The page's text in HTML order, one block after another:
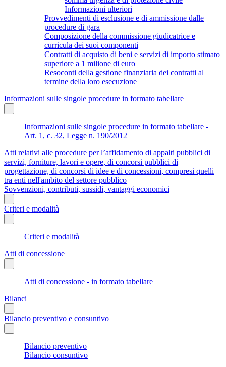
Informazioni ulteriori
Provvedimenti di esclusione e di ammissione dalle
procedure di gara
Composizione della commissione giudicatrice e
curricula dei suoi componenti
Contratti di acquisto di beni e servizi di importo stimato
superiore a 1 milione di euro
Resoconti della gestione finanziaria dei contratti al
termine della loro esecuzione
Informazioni sulle singole procedure in formato tabellare
Informazioni sulle singole procedure in formato tabellare -
Art. 1, c. 32, Legge n. 190/2012
Atti relativi alle procedure per l’affidamento di appalti pubblici di
servizi, forniture, lavori e opere, di concorsi pubblici di
progettazione, di concorsi di idee e di concessioni, compresi quelli
tra enti nell'ambito del settore pubblico
Sovvenzioni, contributi, sussidi, vantaggi economici
Criteri e modalità
Criteri e modalità
Atti di concessione
Atti di concessione - in formato tabellare
Bilanci
Bilancio preventivo e consuntivo
Bilancio preventivo
Bilancio consuntivo